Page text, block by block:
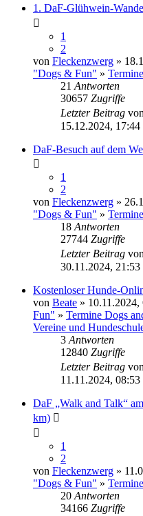
1. DaF-Glühwein-
1
2
von Fleckenzwerg »
"Dogs & Fun" »
21Antworten
30657 Zugriffe
Letzter Beitrag
15.12.2024, 17:44
DaF-Besuch auf dem
1
2
von Fleckenzwerg »
"Dogs & Fun" »
18Antworten
27744 Zugriffe
Letzter Beitrag
30.11.2024, 21:53
Kostenloser Hunde-
von Beate »
Fun" » Termine Dogs
Vereine und
3Antworten
12840 Zugriffe
Letzter Beitrag
11.11.2024, 08:53
DaF „Walk and Talk“
km)
1
2
von Fleckenzwerg »
"Dogs & Fun" »
20Antworten
34166 Zugriffe